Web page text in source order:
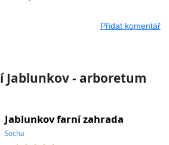
Přidat komentář
Jablunkov - arboretum
Jablunkov farní zahrada
Socha